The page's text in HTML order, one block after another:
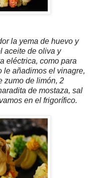
la yema de huevo y
aceite de oliva y
eléctrica, como para
le añadimos el vinagre,
zumo de limón, 2
de mostaza, sal
en el frigorífico.